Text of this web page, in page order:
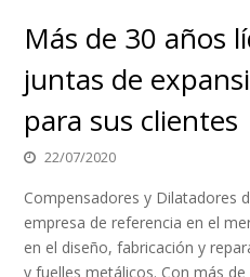
Más de 30 años
juntas de
para sus clientes
22/07/2020
Compensadores y Dilatadores
empresa de referencia en el
en el diseño, fabricación y
y fuelles metálicos. Con más